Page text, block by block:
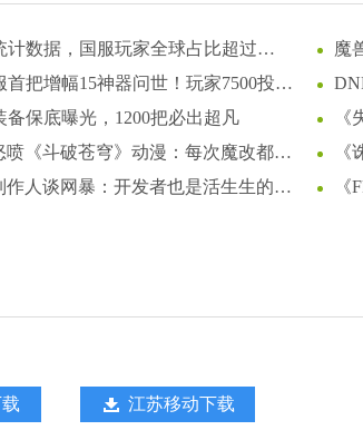
计数据，国服玩家全球占比超过
比更高
魔
把增幅15神器问世！玩家7500投入
备保底曝光，1200把必出超凡
登
喷《斗破苍穹》动漫：每次魔改都让
作人谈网暴：开发者也是活生生的
江苏移动下载